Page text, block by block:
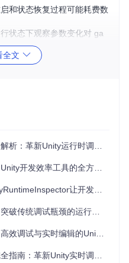
和状态恢复过程可能耗费数
行状态下观察参数变化对 ga
需要微调角色移动参数、UI
的核心能力
的层级视图功能，让开发者
象结构。这一功能通过Runt
搜索、筛选和动态管理，使
。
层级结构
全文
运行时调试与参数调整工作流
发效率工具的全方位实践指南
让开发效率提升300%
调试瓶颈的运行时调试利器
试与实时编辑的Unity开发利器
Unity实时调试与参数编辑工作流